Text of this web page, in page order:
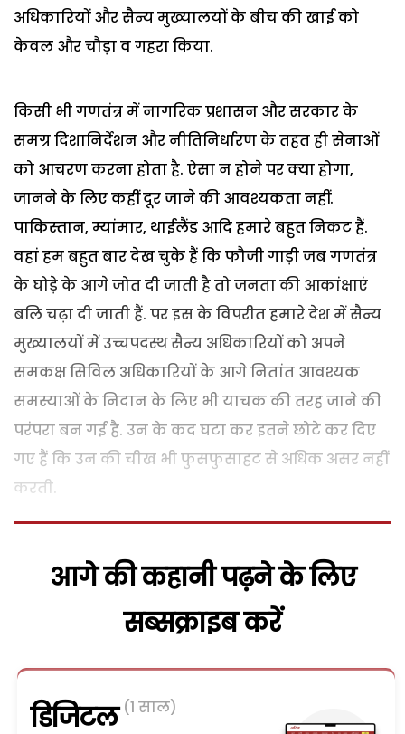
अधिकारियों और सैन्य मुख्यालयों के बीच की खाई को
केवल और चौड़ा व गहरा किया.
किसी भी गणतंत्र में नागरिक प्रशासन और सरकार के
समग्र दिशानिर्देशन और नीतिनिर्धारण के तहत ही सेनाओं
को आचरण करना होता है. ऐसा न होने पर क्या होगा,
जानने के लिए कहीं दूर जाने की आवश्यकता नहीं.
पाकिस्तान, म्यांमार, थाईलैंड आदि हमारे बहुत निकट हैं.
वहां हम बहुत बार देख चुके हैं कि फौजी गाड़ी जब गणतंत्र
के घोड़े के आगे जोत दी जाती है तो जनता की आकांक्षाएं
बलि चढ़ा दी जाती हैं. पर इस के विपरीत हमारे देश में सैन्य
मुख्यालयों में उच्चपदस्थ सैन्य अधिकारियों को अपने
समकक्ष सिविल अधिकारियों के आगे नितांत आवश्यक
समस्याओं के निदान के लिए भी याचक की तरह जाने की
परंपरा बन गई है. उन के कद घटा कर इतने छोटे कर दिए
गए हैं कि उन की चीख भी फुसफुसाहट से अधिक असर नहीं
करती.
आगे की कहानी पढ़ने के लिए
सब्सक्राइब करें
डिजिटल (1 साल)